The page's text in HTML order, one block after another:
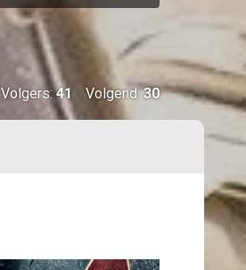
Volgers:41 Volgend:30